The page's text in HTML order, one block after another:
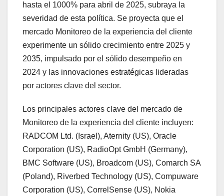
hasta el 1000% para abril de 2025, subraya la
severidad de esta política. Se proyecta que el
mercado Monitoreo de la experiencia del cliente
experimente un sólido crecimiento entre 2025 y
2035, impulsado por el sólido desempeño en
2024 y las innovaciones estratégicas lideradas
por actores clave del sector.
Los principales actores clave del mercado de
Monitoreo de la experiencia del cliente incluyen:
RADCOM Ltd. (Israel), Aternity (US), Oracle
Corporation (US), RadioOpt GmbH (Germany),
BMC Software (US), Broadcom (US), Comarch SA
(Poland), Riverbed Technology (US), Compuware
Corporation (US), CorrelSense (US), Nokia